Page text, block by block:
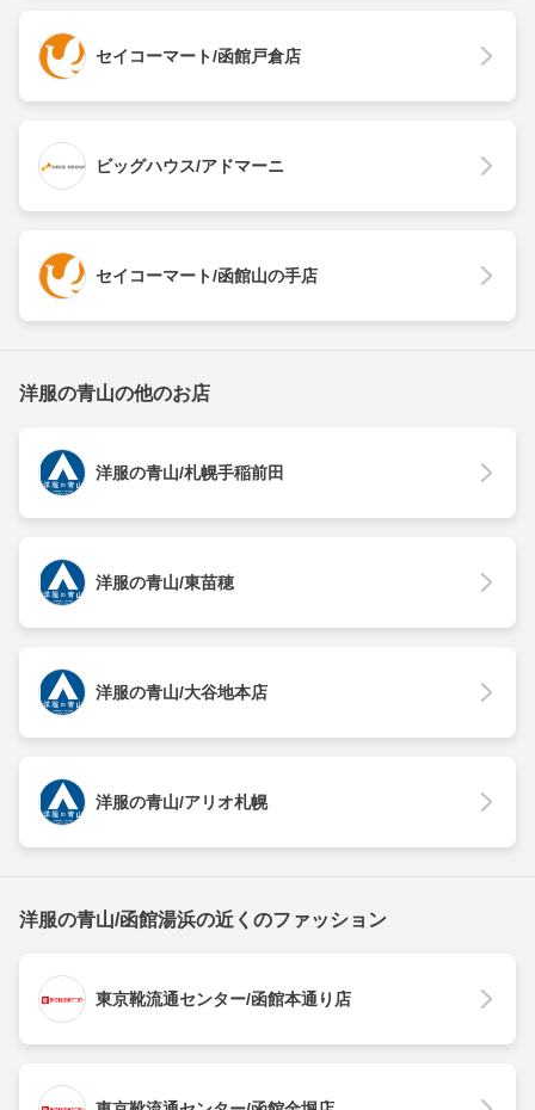
セイコーマート/函館戸倉店
ビッグハウス/アドマーニ
セイコーマート/函館山の手店
洋服の青山の他のお店
洋服の青山/札幌手稲前田
洋服の青山/東苗穂
洋服の青山/大谷地本店
洋服の青山/アリオ札幌
洋服の青山/函館湯浜の近くのファッション
東京靴流通センター/函館本通り店